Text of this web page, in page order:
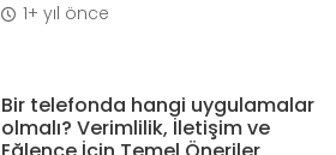
1+ yıl önce
Bir telefonda hangi uygulamalar
olmalı? Verimlilik, İletişim ve